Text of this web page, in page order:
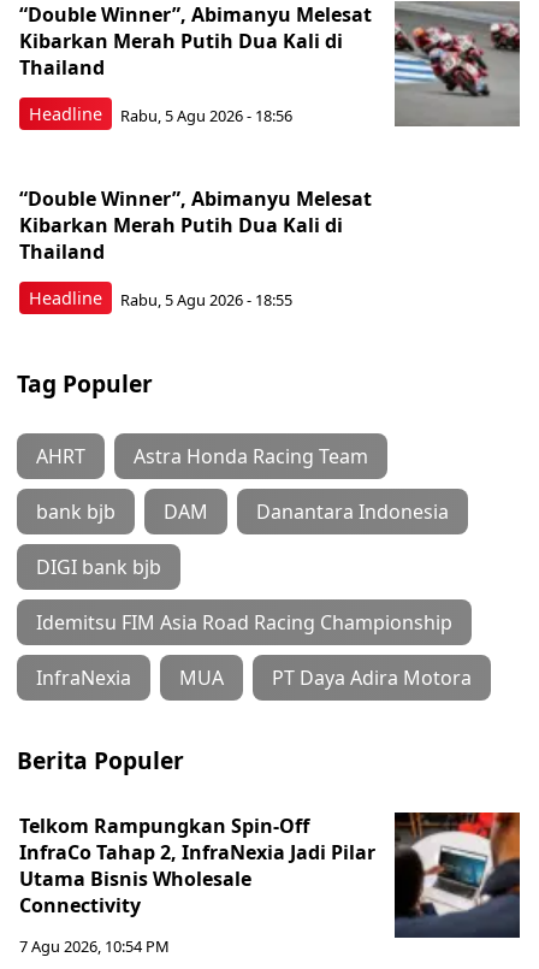
Headline
“Double Winner”, Abimanyu Melesat
Kibarkan Merah Putih Dua Kali di
Thailand
Rabu, 5 Agu 2026 - 18:56
Headline
“Double Winner”, Abimanyu Melesat
Kibarkan Merah Putih Dua Kali di
Thailand
Rabu, 5 Agu 2026 - 18:55
Tag Populer
AHRT Astra Honda Racing Team
bank bjb DAM Danantara Indonesia
DIGI bank bjb
Idemitsu FIM Asia Road Racing Championship
InfraNexia MUA PT Daya Adira Motora
Berita Populer
Telkom Rampungkan Spin-Off
InfraCo Tahap 2, InfraNexia Jadi Pilar
Utama Bisnis Wholesale
Connectivity
7 Agu 2026, 10:54 PM